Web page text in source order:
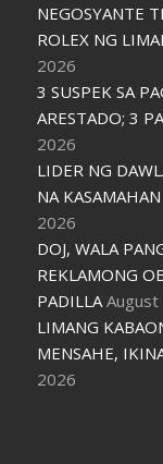
NEGOSYANTE
ROLEX NG
2026
3 SUSPEK SA
ARESTADO; 3
2026
LIDER NG
NA
2026
DOJ, WALA
REKLAMONG
PADILLA
LIMANG
MENSAHE,
2026